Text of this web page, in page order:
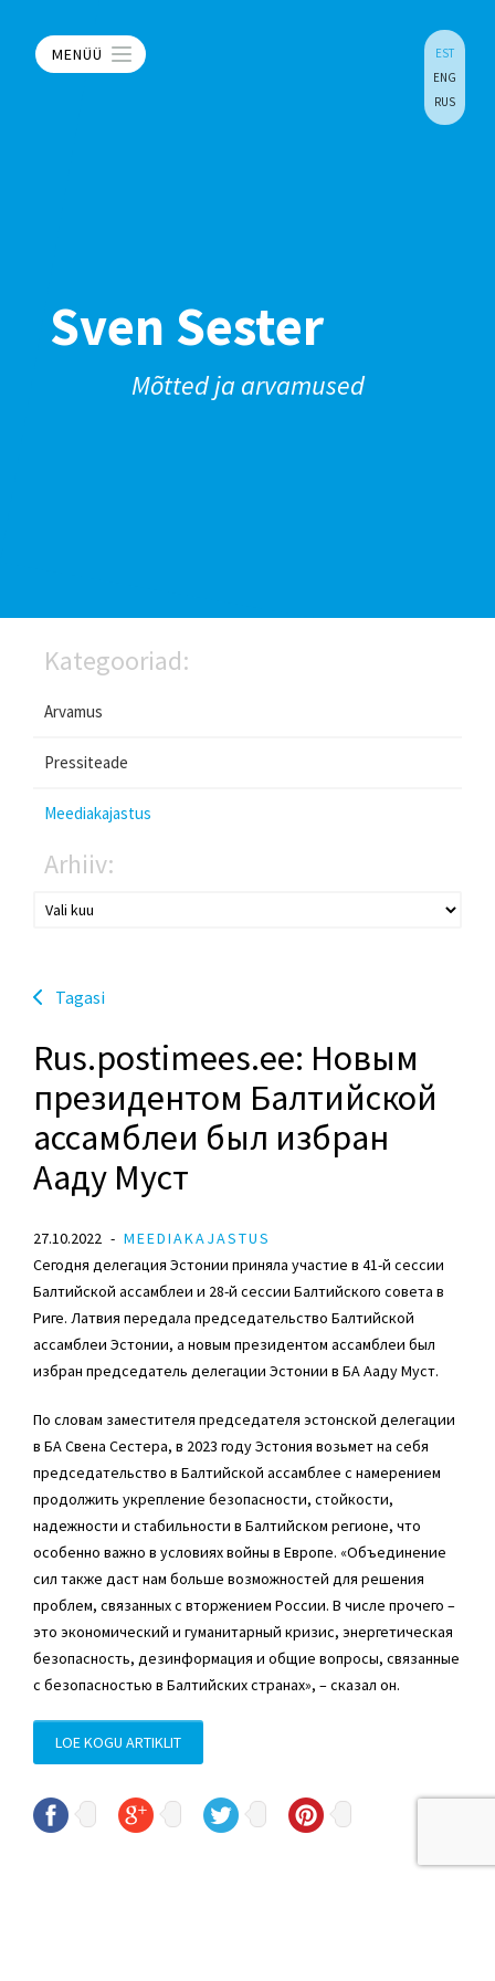
MENÜÜ
EST
ENG
RUS
Sven Sester
Mõtted ja arvamused
Kategooriad:
Arvamus
Pressiteade
Meediakajastus
Arhiiv:
Tagasi
Rus.postimees.ee: Новым
президентом Балтийской
ассамблеи был избран
Ааду Муст
27.10.2022
MEEDIAKAJASTUS
Сегодня делегация Эстонии приняла участие в 41-й сессии
Балтийской ассамблеи и 28-й сессии Балтийского совета в
Риге. Латвия передала председательство Балтийской
ассамблеи Эстонии, а новым президентом ассамблеи был
избран председатель делегации Эстонии в БА Ааду Муст.
По словам заместителя председателя эстонской делегации
в БAСвена Сестера, в 2023 году Эстония возьмет на себя
председательство в Балтийской ассамблее с намерением
продолжить укрепление безопасности, стойкости,
надежности и стабильности в Балтийском регионе, что
особенно важно в условиях войны в Европе. «Объединение
сил также даст нам больше возможностей для решения
проблем, связанных с вторжением России. В числе прочего –
это экономический и гуманитарный кризис, энергетическая
безопасность, дезинформация и общие вопросы, связанные
с безопасностью в Балтийских странах», – сказал он.
LOE KOGU ARTIKLIT